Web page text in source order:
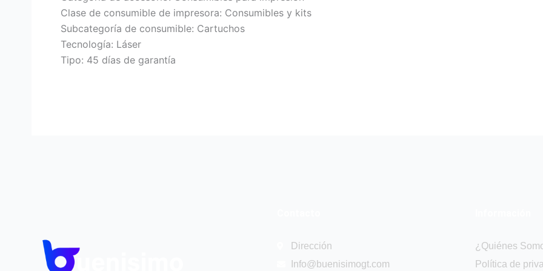
Clase de consumible de impresora: Consumibles y kits
Subcategoría de consumible: Cartuchos
Tecnología: Láser
Tipo: 45 días de garantía
Dirección
Info@buenisimogt.com
¿Quiénes
Política de